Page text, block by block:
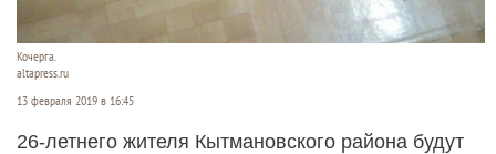
Кочерга.
altapress.ru
13 февраля 2019 в 16:45
26-летнего жителя Кытмановского района будут